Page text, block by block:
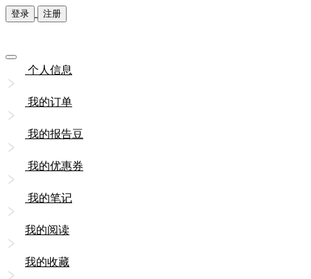
登录 注册
个人信息
我的订单
我的报告豆
我的优惠券
我的笔记
我的阅读
我的收藏